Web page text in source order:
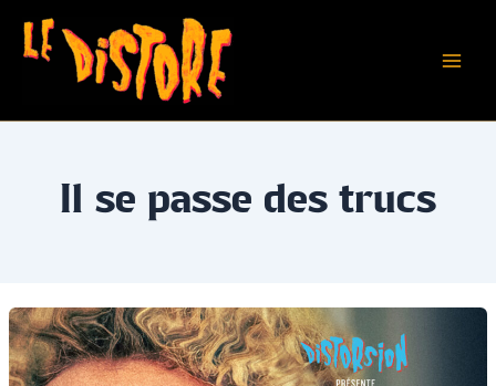
contenu
Il se passe des trucs